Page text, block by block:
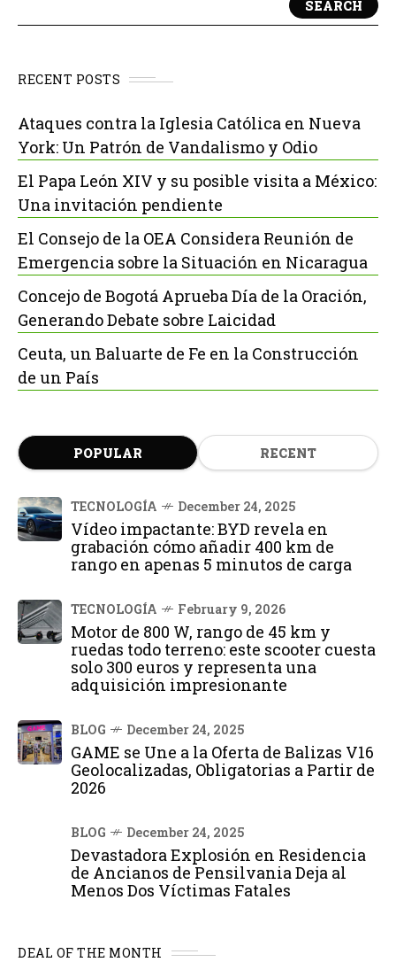
SEARCH
RECENT POSTS
Ataques contra la Iglesia Católica en Nueva
York: Un Patrón de Vandalismo y Odio
El Papa León XIV y su posible visita a México:
Una invitación pendiente
El Consejo de la OEA Considera Reunión de
Emergencia sobre la Situación en Nicaragua
Concejo de Bogotá Aprueba Día de la Oración,
Generando Debate sobre Laicidad
Ceuta, un Baluarte de Fe en la Construcción
de un País
POPULAR RECENT
TECNOLOGÍA December 24, 2025
Vídeo impactante: BYD revela en
grabación cómo añadir 400 km de
rango en apenas 5 minutos de carga
TECNOLOGÍA February 9, 2026
Motor de 800 W, rango de 45 km y
ruedas todo terreno: este scooter cuesta
solo 300 euros y representa una
adquisición impresionante
BLOG December 24, 2025
GAME se Une a la Oferta de Balizas V16
Geolocalizadas, Obligatorias a Partir de
2026
BLOG December 24, 2025
Devastadora Explosión en Residencia
de Ancianos de Pensilvania Deja al
Menos Dos Víctimas Fatales
DEAL OF THE MONTH